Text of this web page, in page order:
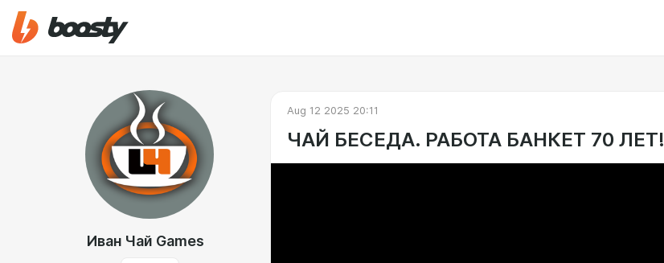
Иван Чай Games
Aug 12 2025 20:11
ЧАЙ БЕСЕДА. РАБОТА БАНКЕТ 70 ЛЕТ!